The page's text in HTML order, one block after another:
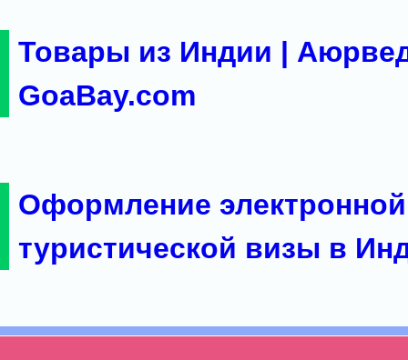
Товары из Индии |
GoaBay.com
Оформление электронной
туристической визы в